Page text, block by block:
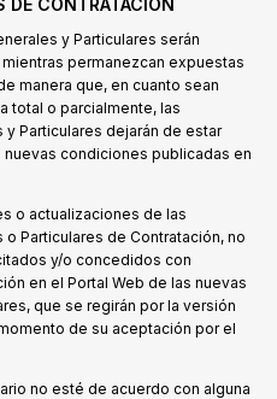
DE CONTRATACIÓN
y Particulares serán
permanezcan expuestas
manera que, en cuanto sean
total o parcialmente, las
Particulares dejarán de estar
condiciones publicadas en
o actualizaciones de las
Particulares de Contratación, no
y/o concedidos con
en el Portal Web de las nuevas
que se regirán por la versión
de su aceptación por el
no esté de acuerdo con alguna